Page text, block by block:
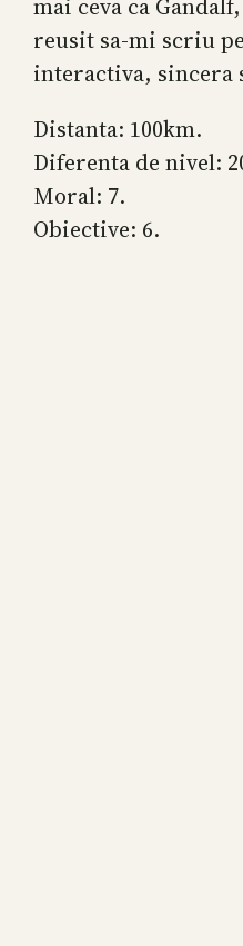
mai ceva ca
reusit sa-mi scriu
interactiva, sincera
Distanta: 100km.
Diferenta de nivel:
Moral: 7.
Obiective: 6.